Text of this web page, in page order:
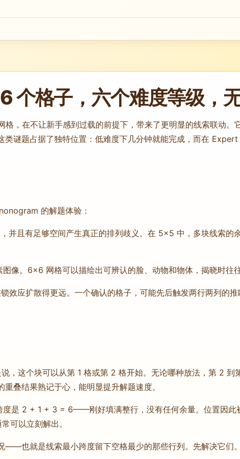
格子，六个难度等级，
，在不让新手感到过载的前提下，带来了更明显的线索联动。
谜题占据了独特位置：低难度下几分钟就能完成，而在
的解题体验：
并且有足够空间产生真正的排列歧义。在 5×5 中，多块线索
像。6×6 网格可以描绘出可辨认的脸、动物和物体，揭晓时往
效应扩散得更远。一个确认的格子，可能先后触发两行两列的推
，这个块可以从第 1 格或第 2 格开始。无论哪种放法，第 2 到
叠结果熟记于心，能明显提升解题速度。
度是 2 + 1 + 3 = 6——刚好填满整行，没有任何余量。位置因此
可以立刻解出。
——也就是线索最小跨度留下空格最少的那些行列。先解决它们